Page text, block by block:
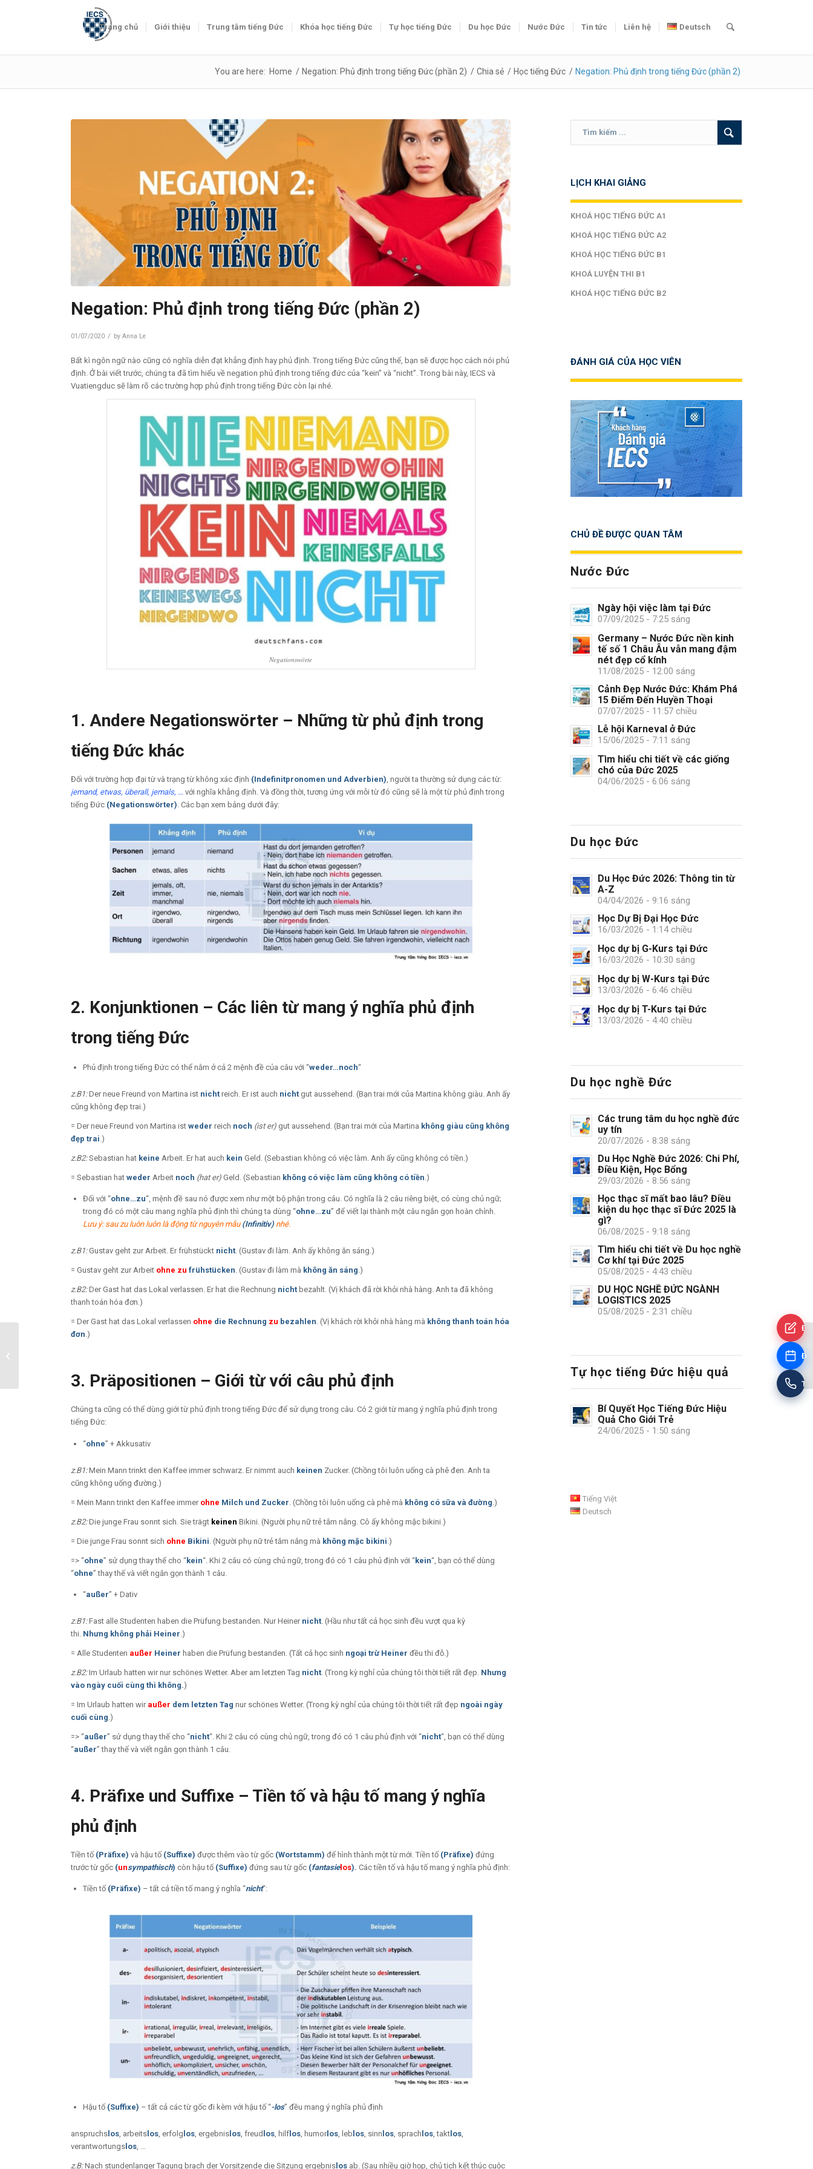
Trang chủ Giới thiệu Trung tâm tiếng Đức Khóa học tiếng Đức Tự học tiếng Đức Du học Đức Nước Đức Tin tức Liên hệ Deutsch
You are here: Home / Negation: Phủ định trong tiếng Đức (phần 2) / Chia sẻ / Học tiếng Đức / Negation: Phủ định trong tiếng Đức (phần 2)
Negation: Phủ định trong tiếng Đức (phần 2)
01/07/2020 / byAnna Le
Bất kì ngôn ngữ nào cũng có nghĩa diễn đạt khẳng định hay phủ định. Trong tiếng Đức cũng thế, bạn sẽ được học cách nói phủ
định. Ở bài viết trước, chúng ta đã tìm hiểu về negation phủ định trong tiếng đức của “kein” và “nicht”. Trong bài này, IECS và
Vuatiengduc sẽ làm rõ các trường hợp phủ định trong tiếng Đức còn lại nhé.
Negationswörte
1. Andere Negationswörter – Những từ phủ định trong
tiếng Đức khác
Đối với trường hợp đại từ và trạng từ không xác định (Indefinitpronomen und Adverbien) , người ta thường sử dụng các từ:
jemand, etwas, überall, jemals, … với nghĩa khẳng định. Và đồng thời, tương ứng với mỗi từ đó cũng sẽ là một từ phủ định trong
tiếng Đức (Negationswörter) . Các bạn xem bảng dưới đây:
2. Konjunktionen – Các liên từ mang ý nghĩa phủ định
trong tiếng Đức
Phủ định trong tiếng Đức có thể nằm ở cả 2 mệnh đề của câu với “weder…noch“
z.B1:Der neue Freund von Martina ist nicht reich. Er ist auch nicht gut aussehend. (Bạn trai mới của Martina không giàu. Anh ấy
cũng không đẹp trai.)
= Der neue Freund von Martina istweder reich noch (ist er) gut aussehend. (Bạn trai mới của Martina không giàu cũng không
đẹp trai.)
z.B2:Sebastian hat keine Arbeit. Er hat auch kein Geld. (Sebastian không có việc làm. Anh ấy cũng không có tiền.)
= Sebastian hatweder Arbeit noch (hat er) Geld. (Sebastian không có việc làm cũng không có tiền.)
Đối với “ohne…zu“, mệnh đề sau nó được xem như một bộ phận trong câu. Có nghĩa là 2 câu riêng biệt, có cùng chủ ngữ;
trong đó có một câu mang nghĩa phủ định thì chúng ta dùng “ohne…zu” để viết lại thành một câu ngắn gọn hoàn chỉnh.
Lưu ý: sau zu luôn luôn là động từ nguyên mẫu (Infinitiv) nhé.
z.B1:Gustav geht zur Arbeit. Er frühstückt nicht. (Gustav đi làm. Anh ấy không ăn sáng.)
= Gustav geht zur Arbeit ohne zu frühstücken. (Gustav đi làmmà không ăn sáng.)
z.B2:Der Gast hat das Lokal verlassen. Er hat die Rechnung nicht bezahlt. (Vị khách đã rời khỏi nhà hàng. Anh ta đã không
thanh toán hóa đơn.)
= Der Gast hat das Lokal verlassen ohne die Rechnung zu bezahlen. (Vị khách rời khỏi nhà hàngmà không thanh toán hóa
đơn.)
3. Präpositionen – Giới từ với câu phủ định
Chúng ta cũng có thể dùng giới từ phủ định trong tiếng Đức để sử dụng trong câu. Có 2 giới từ mang ý nghĩa phủ định trong
tiếng Đức:
“ohne” + Akkusativ
z.B1:Mein Mann trinkt den Kaffee immer schwarz. Er nimmt auch keinen Zucker. (Chồng tôi luôn uống cà phê đen. Anh ta
cũng không uống đường.)
= Mein Mann trinkt den Kaffee immer ohne Milch und Zucker . (Chồng tôi luôn uống cà phêmà không có sữa và đường .)
z.B2:Die junge Frau sonnt sich. Sie trägt keinen Bikini. (Người phụ nữ trẻ tắm nắng. Cô ấy không mặc bikini.)
= Die junge Frau sonnt sich ohne Bikini . (Người phụ nữ trẻ tắm nắngmà không mặc bikini .)
=> “ohne” sử dụng thay thế cho “kein“. Khi 2 câu có cùng chủ ngữ, trong đó có 1 câu phủ định với “kein“, bạn có thể dùng
“ohne” thay thế và viết ngắn gọn thành 1 câu.
“außer” + Dativ
z.B1:Fast alle Studenten haben die Prüfung bestanden. Nur Heiner nicht . (Hầu như tất cả học sinh đều vượt qua kỳ
thi. Nhưng không phải Heiner .)
= Alle Studenten außer Heiner haben die Prüfung bestanden. (Tất cả học sinh ngoại trừ Heinerđều thi đỗ.)
z.B2:Im Urlaub hatten wir nur schönes Wetter. Aber am letzten Tag nicht . (Trong kỳ nghỉ của chúng tôi thời tiết rất đẹp. Nhưng
vào ngày cuối cùng thì không.)
= Im Urlaub hatten wir außer dem letzten Tag nur schönes Wetter. (Trong kỳ nghỉ của chúng tôi thời tiết rất đẹp ngoài ngày
cuối cùng .)
=> “außer” sử dụng thay thế cho “nicht“. Khi 2 câu có cùng chủ ngữ, trong đó có 1 câu phủ định với “nicht“, bạn có thể dùng
“außer” thay thế và viết ngắn gọn thành 1 câu.
4. Präfixe und Suffixe – Tiền tố và hậu tố mang ý nghĩa
phủ định
Tiền tố (Präfixe)và hậu tố (Suffixe)được thêm vào từ gốc (Wortstamm) để hình thành một từ mới. Tiền tố (Präfixe)đứng
trước từ gốc (unsympathisch)còn hậu tố (Suffixe)đứng sau từ gốc (fantasielos).Các tiền tố và hậu tố mang ý nghĩa phủ định:
Tiền tố (Präfixe) – tất cả tiền tố mang ý nghĩa “nicht“:
Hậu tố (Suffixe) – tất cả các từ gốc đi kèm với hậu tố “-los” đều mang ý nghĩa phủ định
anspruchslos , arbeitslos , erfolglos , ergebnislos , freudlos , hilflos , humorlos , leblos , sinnlos , sprachlos , taktlos
verantwortungslos
z.B:Nach stundenlanger Tagung brach der Vorsitzende die Sitzung ergebnislos ab. (Sau nhiều giờ họp, chủ tịch kết thúc cuộc
LỊCH KHAI GIẢNG
KHOÁ HỌC TIẾNG ĐỨC A1
KHOÁ HỌC TIẾNG ĐỨC A2
KHOÁ HỌC TIẾNG ĐỨC B1
KHOÁ LUYỆN THI B1
KHOÁ HỌC TIẾNG ĐỨC B2
ĐÁNH GIÁ CỦA HỌC VIÊN
CHỦ ĐỀ ĐƯỢC QUAN TÂM
Nước Đức
Ngày hội việc làm tại Đức
07/09/2025 - 7:25 sáng
Germany – Nước Đức nền kinh
tế số 1 Châu Âu vẫn mang đậm
nét đẹp cổ kính
11/08/2025 - 12:00 sáng
Cảnh Đẹp Nước Đức: Khám Phá
15 Điểm Đến Huyền Thoại
07/07/2025 - 11:57 chiều
Lễ hội Karneval ở Đức
15/06/2025 - 7:11 sáng
Tìm hiểu chi tiết về các giống
chó của Đức 2025
04/06/2025 - 6:06 sáng
Du học Đức
Du Học Đức 2026: Thông tin từ
A-Z
04/04/2026 - 9:16 sáng
Học Dự Bị Đại Học Đức
16/03/2026 - 1:14 chiều
Học dự bị G-Kurs tại Đức
16/03/2026 - 10:30 sáng
Học dự bị W-Kurs tại Đức
13/03/2026 - 6:46 chiều
Học dự bị T-Kurs tại Đức
13/03/2026 - 4:40 chiều
Du học nghề Đức
Các trung tâm du học nghề đức
uy tín
20/07/2026 - 8:38 sáng
Du Học Nghề Đức 2026: Chi Phí,
Điều Kiện, Học Bổng
29/03/2026 - 8:56 sáng
Học thạc sĩ mất bao lâu? Điều
kiện du học thạc sĩ Đức 2025 là
gì?
06/08/2025 - 9:18 sáng
Tìm hiểu chi tiết về Du học nghề
Cơ khí tại Đức 2025
05/08/2025 - 4:43 chiều
DU HỌC NGHỀ ĐỨC NGÀNH
LOGISTICS 2025
05/08/2025 - 2:31 chiều
Tự học tiếng Đức hiệu quả
Bí Quyết Học Tiếng Đức Hiệu
Quả Cho Giới Trẻ
24/06/2025 - 1:50 sáng
Tiếng Việt
Deutsch
Tư